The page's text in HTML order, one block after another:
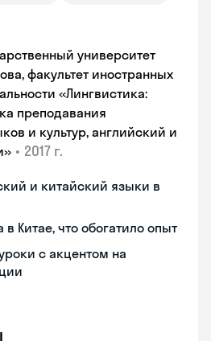
университет
факультет иностранных
«Лингвистика:
преподавания
и культур, английский и
• 2017 г.
и китайский языки в
Китае, что обогатило опыт
с акцентом на